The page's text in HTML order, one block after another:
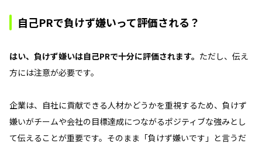
自己PRで負けず嫌いって評価される？
はい、負けず嫌いは自己PRで十分に評価されます。 ただし、伝え
方には注意が必要です。
企業は、自社に貢献できる人材かどうかを重視するため、負けず
嫌いがチームや会社の目標達成につながるポジティブな強みとし
て伝えることが重要です。そのまま「負けず嫌いです」と言うだ